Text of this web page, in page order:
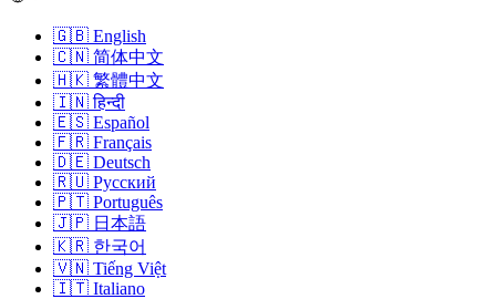
🇬🇧 English
🇨🇳 简体中文
🇭🇰 繁體中文
🇮🇳 हिन्दी
🇪🇸 Español
🇫🇷 Français
🇩🇪 Deutsch
🇷🇺 Русский
🇵🇹 Português
🇯🇵 日本語
🇰🇷 한국어
🇻🇳 Tiếng Việt
🇮🇹 Italiano